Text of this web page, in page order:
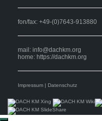
fon/fax: +49-(0)7643-913880
mail: info@dachkm.org
home: https://dachkm.org
Impressum | Datenschutz